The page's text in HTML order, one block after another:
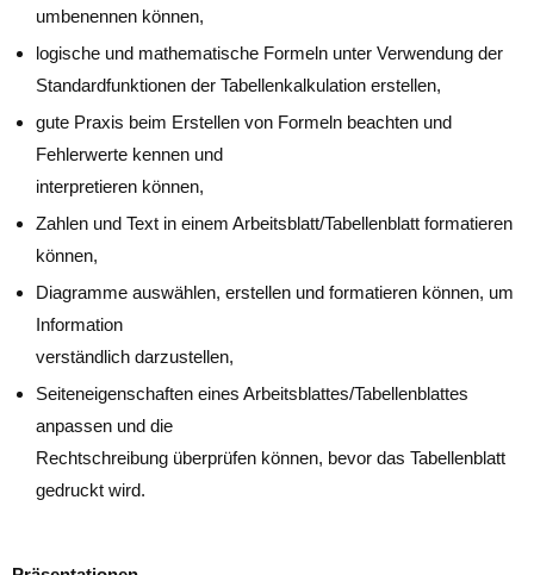
umbenennen können,
logische und mathematische Formeln unter Verwendung der
Standardfunktionen der Tabellenkalkulation erstellen,
gute Praxis beim Erstellen von Formeln beachten und
Fehlerwerte kennen und
interpretieren können,
Zahlen und Text in einem Arbeitsblatt/Tabellenblatt formatieren
können,
Diagramme auswählen, erstellen und formatieren können, um
Information
verständlich darzustellen,
Seiteneigenschaften eines Arbeitsblattes/Tabellenblattes
anpassen und die
Rechtschreibung überprüfen können, bevor das Tabellenblatt
gedruckt wird.